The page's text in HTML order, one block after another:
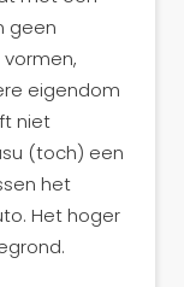
geen
eigendom
niet
(toch) een
het
Het hoger